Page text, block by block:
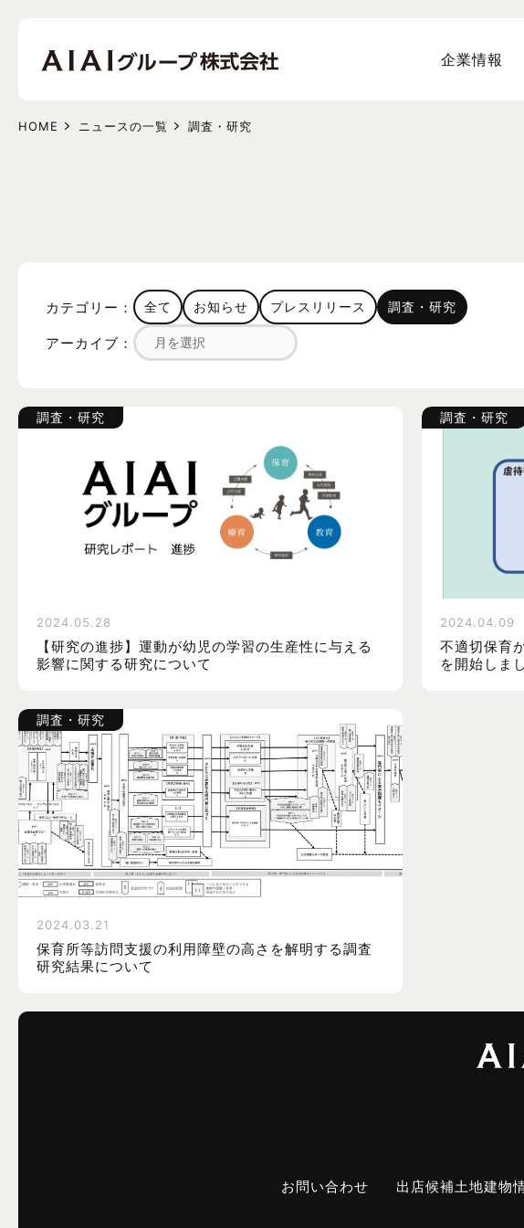
企業情報
HOME ニュースの一覧 調査・研究
カテゴリー： 全て お知らせ プレスリリース 調査・研究
アーカイブ：
調査・研究
2024.05.28
【研究の進捗】運動が幼児の学習の生産性に与える
影響に関する研究について
調査・研究
2024.04.09
不適切保育
を開始しま
調査・研究
2024.03.21
保育所等訪問支援の利用障壁の高さを解明する調査
研究結果について
お問い合わせ 出店候補土地建物